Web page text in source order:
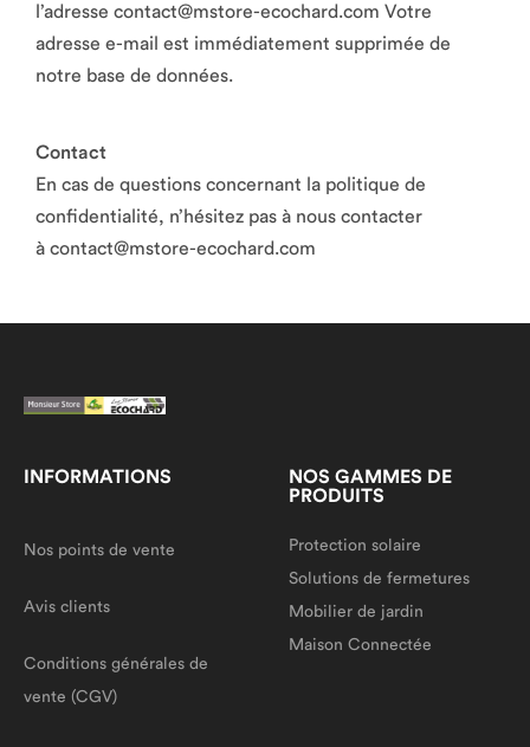
l’adresse contact@mstore-ecochard.com Votre
adresse e-mail est immédiatement supprimée de
notre base de données.
Contact
En cas de questions concernant la politique de
confidentialité, n’hésitez pas à nous contacter
à contact@mstore-ecochard.com
INFORMATIONS
Nos points de vente
Avis clients
Conditions générales de
vente (CGV)
NOS GAMMES DE
PRODUITS
Protection solaire
Solutions de fermetures
Mobilier de jardin
Maison Connectée